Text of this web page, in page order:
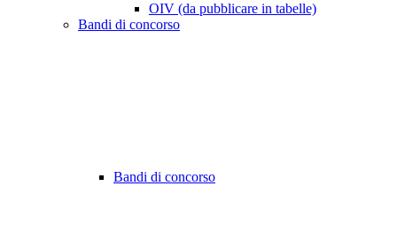
OIV (da pubblicare in tabelle)
Bandi di concorso
Bandi di concorso